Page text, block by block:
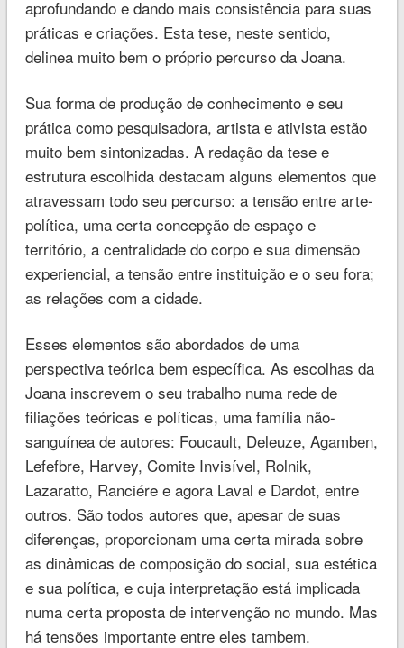
aprofundando e dando mais consistência para suas
práticas e criações. Esta tese, neste sentido,
delinea muito bem o próprio percurso da Joana.
Sua forma de produção de conhecimento e seu
prática como pesquisadora, artista e ativista estão
muito bem sintonizadas. A redação da tese e
estrutura escolhida destacam alguns elementos que
atravessam todo seu percurso: a tensão entre arte-
política, uma certa concepção de espaço e
território, a centralidade do corpo e sua dimensão
experiencial, a tensão entre instituição e o seu fora;
as relações com a cidade.
Esses elementos são abordados de uma
perspectiva teórica bem específica. As escolhas da
Joana inscrevem o seu trabalho numa rede de
filiações teóricas e políticas, uma família não-
sanguínea de autores: Foucault, Deleuze, Agamben,
Lefefbre, Harvey, Comite Invisível, Rolnik,
Lazaratto, Ranciére e agora Laval e Dardot, entre
outros. São todos autores que, apesar de suas
diferenças, proporcionam uma certa mirada sobre
as dinâmicas de composição do social, sua estética
e sua política, e cuja interpretação está implicada
numa certa proposta de intervenção no mundo. Mas
há tensões importante entre eles tambem.